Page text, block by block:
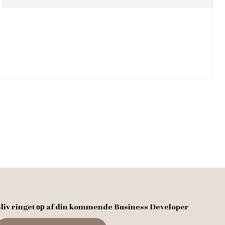
ringet ор af din kommende Business Developer